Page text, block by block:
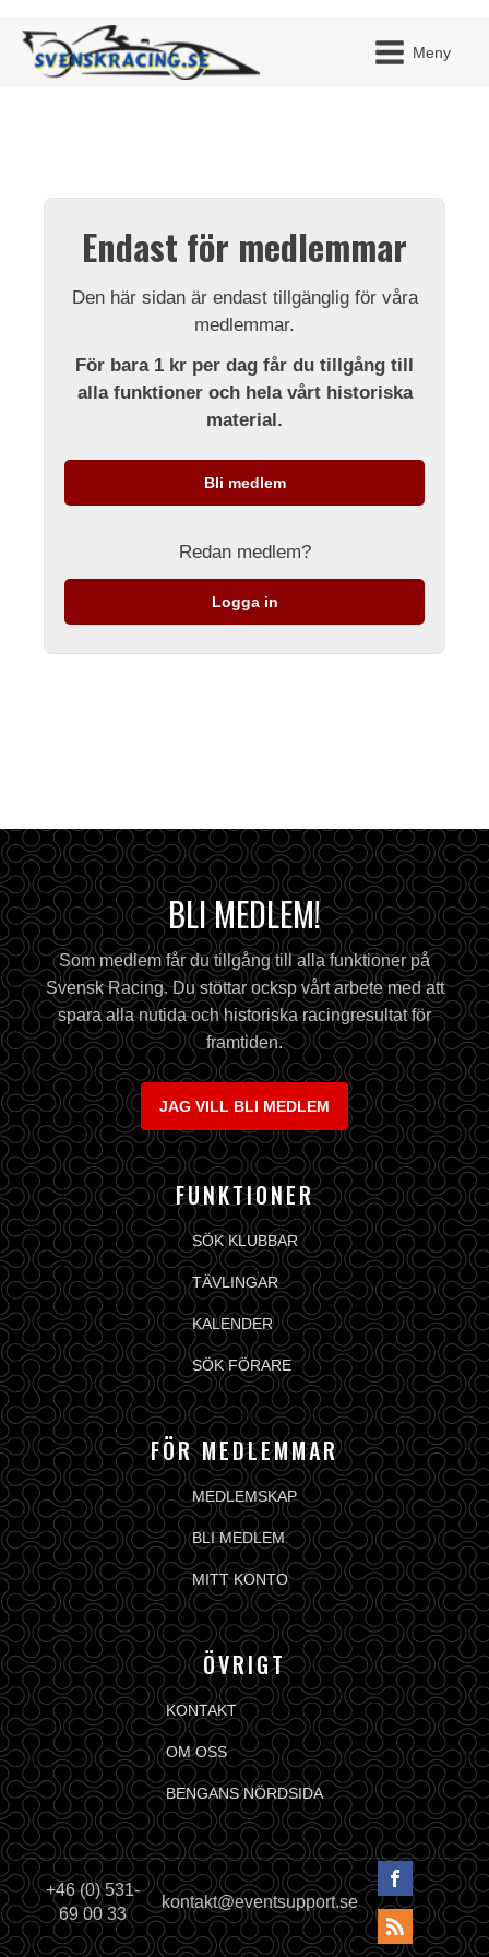
Meny
Endast för medlemmar
Den här sidan är endast tillgänglig för våra
medlemmar.
För bara 1 kr per dag får du tillgång till
alla funktioner och hela vårt historiska
material.
Bli medlem
Redan medlem?
Logga in
BLI MEDLEM!
Som medlem får du tillgång till alla funktioner på
Svensk Racing. Du stöttar ocksp vårt arbete med att
spara alla nutida och historiska racingresultat för
framtiden.
JAG VILL BLI MEDLEM
FUNKTIONER
SÖK KLUBBAR
TÄVLINGAR
KALENDER
SÖK FÖRARE
FÖR MEDLEMMAR
MEDLEMSKAP
BLI MEDLEM
MITT KONTO
ÖVRIGT
KONTAKT
OM OSS
BENGANS NÖRDSIDA
+46 (0) 531-
69 00 33
kontakt@eventsupport.se